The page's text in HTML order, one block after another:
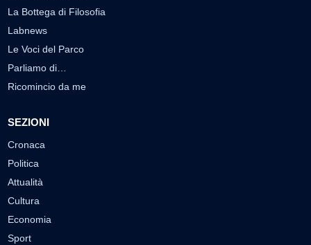
La Bottega di Filosofia
Labnews
Le Voci del Parco
Parliamo di…
Ricomincio da me
SEZIONI
Cronaca
Politica
Attualità
Cultura
Economia
Sport